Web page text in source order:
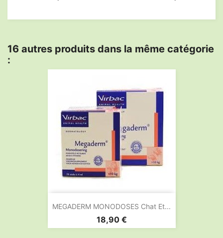
16 autres produits dans la même catégorie
:
MEGADERM MONODOSES Chat Et...
Prix
18,90 €